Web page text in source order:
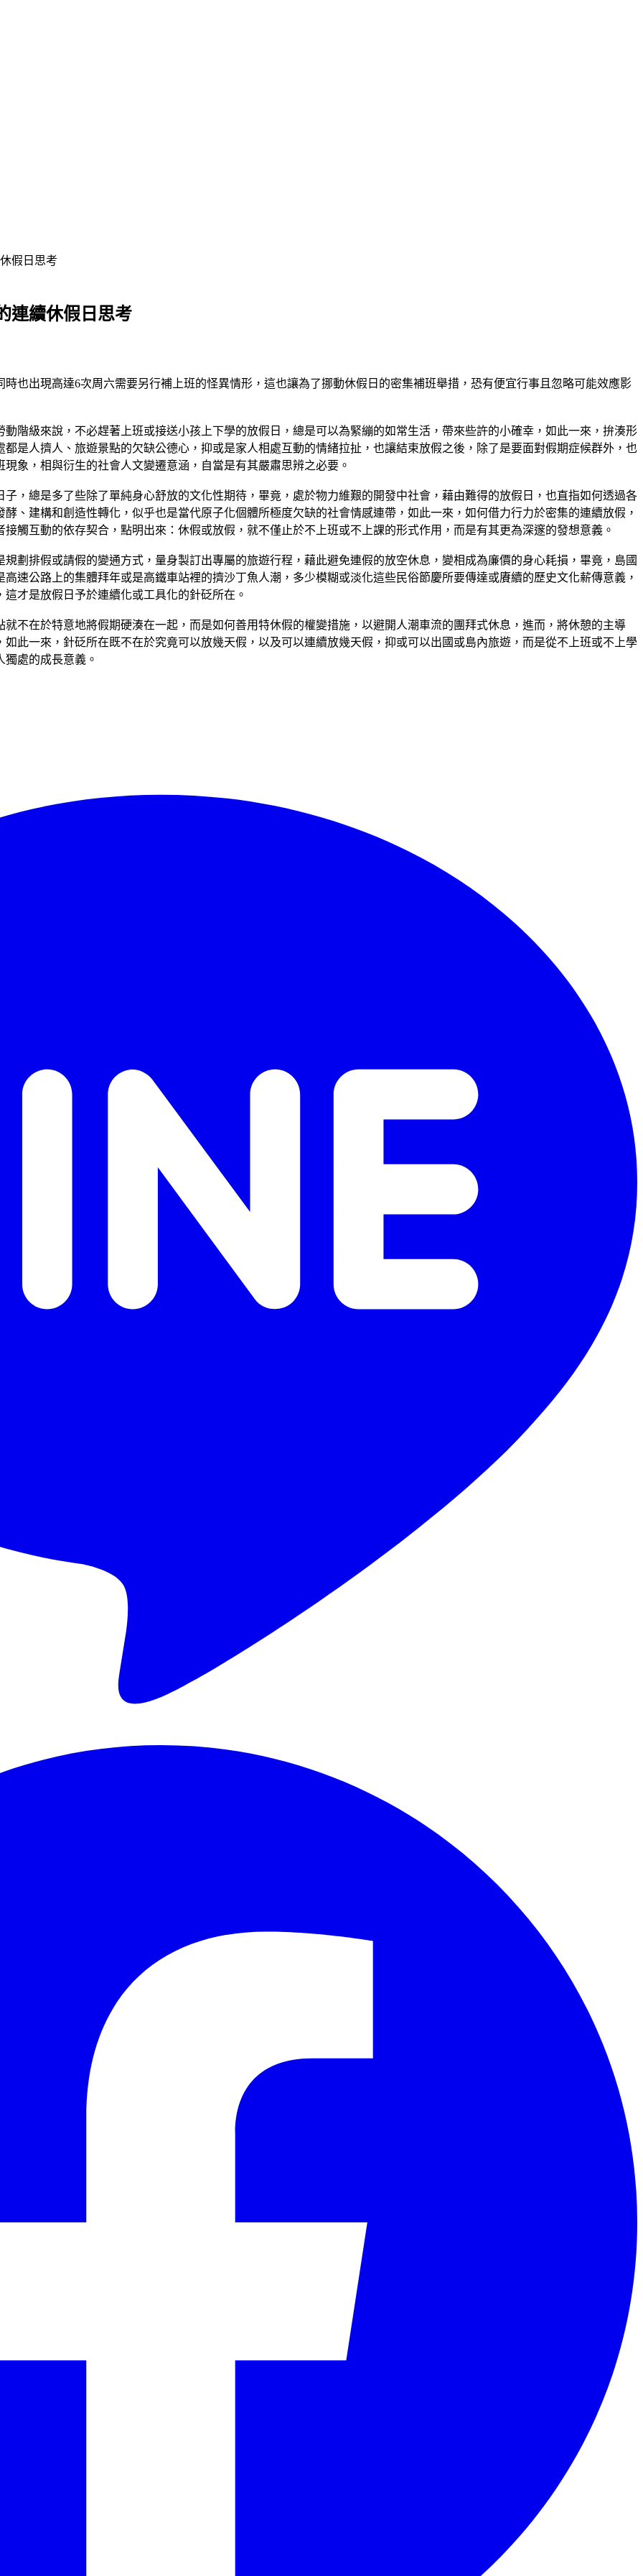
假日思考
連續休假日思考
也出現高達6次周六需要另行補上班的怪異情形，這也讓為了挪動休假日的密集補班舉措，恐有便宜行事且忽略可能效應影
階級來說，不必趕著上班或接送小孩上下學的放假日，總是可以為緊繃的如常生活，帶來些許的小確幸，如此一來，拚湊形
是人擠人、旅遊景點的欠缺公德心，抑或是家人相處互動的情緒拉扯，也讓結束放假之後，除了是要面對假期症候群外，也
象，相與衍生的社會人文變遷意涵，自當是有其嚴肅思辨之必要。
，總是多了些除了單純身心舒放的文化性期待，畢竟，處於物力維艱的開發中社會，藉由難得的放假日，也直指如何透過各
、建構和創造性轉化，似乎也是當代原子化個體所極度欠缺的社會情感連帶，如此一來，如何借力行力於密集的連續放假，
觸互動的依存契合，點明出來：休假或放假，就不僅止於不上班或不上課的形式作用，而是有其更為深邃的發想意義。
劃排假或請假的變通方式，量身製訂出專屬的旅遊行程，藉此避免連假的放空休息，變相成為廉價的身心耗損，畢竟，島國
速公路上的集體拜年或是高鐵車站裡的擠沙丁魚人潮，多少模糊或淡化這些民俗節慶所要傳達或賡續的歷史文化薪傳意義，
才是放假日予於連續化或工具化的針砭所在。
不在於特意地將假期硬湊在一起，而是如何善用特休假的權變措施，以避開人潮車流的團拜式休息，進而，將休憩的主導
此一來，針砭所在既不在於究竟可以放幾天假，以及可以連續放幾天假，抑或可以出國或島內旅遊，而是從不上班或不上學
處的成長意義。